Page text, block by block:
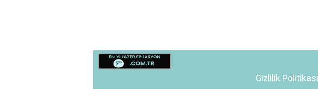
Gizlilik Politikası